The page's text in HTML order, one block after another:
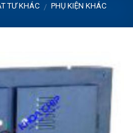
TƯ KHÁC / PHỤ KIỆN KHÁC